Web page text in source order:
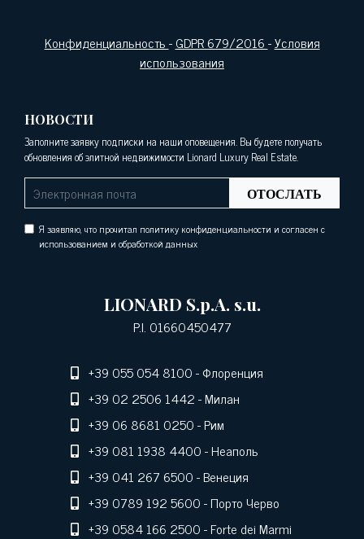
Конфиденциальность-GDPR 679/2016-Условия
использования
НОВОСТИ
Заполните заявку подписки на наши оповещения. Вы будете получать
обновления об элитной недвижимости Lionard Luxury Real Estate.
ОТОСЛАТЬ
Я заявляю, что прочитал политику конфиденциальности и согласен с
использованием и обработкой данных
LIONARD S.p.A. s.u.
P.I. 01660450477
+39 055 054 8100- Флоренция
+39 02 2506 1442- Милан
+39 06 8681 0250- Рим
+39 081 1938 4400- Неаполь
+39 041 267 6500- Венеция
+39 0789 192 5600- Порто Черво
+39 0584 166 2500- Forte dei Marmi